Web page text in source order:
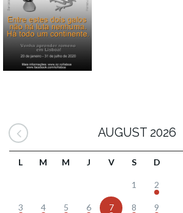
AUGUST 2026
L M M J V S D
1 2
3 4 5 6 7 8 9